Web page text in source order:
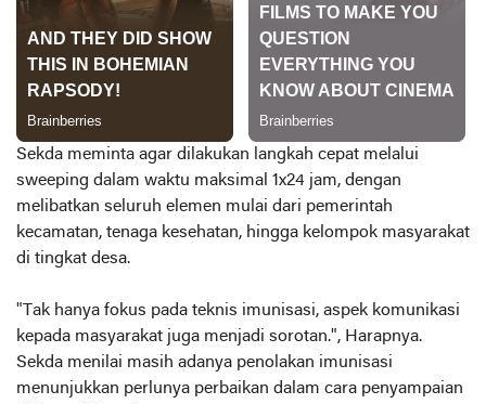
Sekda meminta agar dilakukan langkah cepat melalui
sweeping dalam waktu maksimal 1x24 jam, dengan
melibatkan seluruh elemen mulai dari pemerintah
kecamatan, tenaga kesehatan, hingga kelompok masyarakat
di tingkat desa.
"Tak hanya fokus pada teknis imunisasi, aspek komunikasi
kepada masyarakat juga menjadi sorotan.", Harapnya.
Sekda menilai masih adanya penolakan imunisasi
menunjukkan perlunya perbaikan dalam cara penyampaian